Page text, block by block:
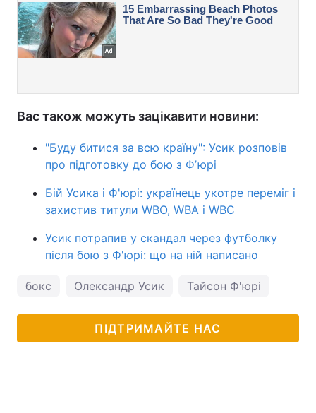
Вас також можуть зацікавити новини:
"Буду битися за всю країну": Усик розповів
про підготовку до бою з Фʼюрі
Бій Усика і Ф'юрі: українець укотре переміг і
захистив титули WBO, WBA і WBC
Усик потрапив у скандал через футболку
після бою з Ф'юрі: що на ній написано
бокс Олександр Усик Тайсон Ф'юрі
ПІДТРИМАЙТЕ НАС